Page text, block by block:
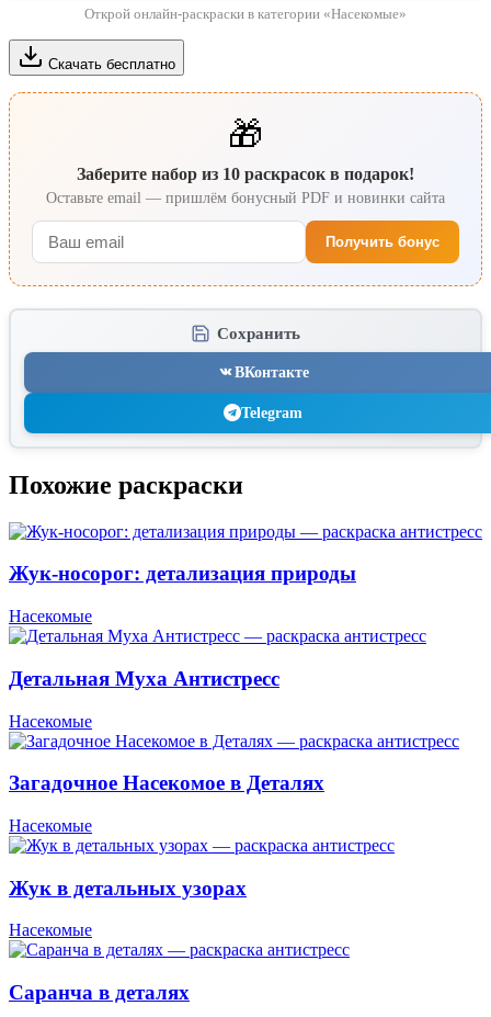
Открой онлайн-раскраски в категории «Насекомые»
Скачать бесплатно
🎁
Заберите набор из 10 раскрасок в подарок!
Оставьте email — пришлём бонусный PDF и новинки сайта
Получить бонус
Сохранить
ВКонтакте
Telegram
Похожие раскраски
Жук-носорог: детализация природы
Насекомые
Детальная Муха Антистресс
Насекомые
Загадочное Насекомое в Деталях
Насекомые
Жук в детальных узорах
Насекомые
Саранча в деталях